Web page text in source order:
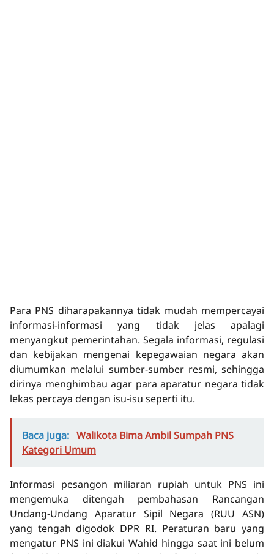
Para PNS diharapakannya tidak mudah mempercayai
informasi-informasi yang tidak jelas apalagi
menyangkut pemerintahan. Segala informasi, regulasi
dan kebijakan mengenai kepegawaian negara akan
diumumkan melalui sumber-sumber resmi, sehingga
dirinya menghimbau agar para aparatur negara tidak
lekas percaya dengan isu-isu seperti itu.
Baca juga: Walikota Bima Ambil Sumpah PNS
Kategori Umum
Informasi pesangon miliaran rupiah untuk PNS ini
mengemuka ditengah pembahasan Rancangan
Undang-Undang Aparatur Sipil Negara (RUU ASN)
yang tengah digodok DPR RI. Peraturan baru yang
mengatur PNS ini diakui Wahid hingga saat ini belum